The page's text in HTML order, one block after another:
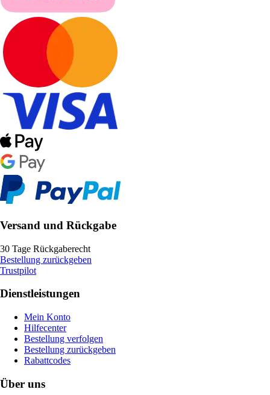
Versand und Rückgabe
30 Tage Rückgaberecht
Bestellung zurückgeben
Trustpilot
Dienstleistungen
Mein Konto
Hilfecenter
Bestellung verfolgen
Bestellung zurückgeben
Rabattcodes
Über uns